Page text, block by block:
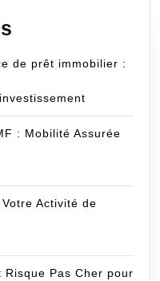
de prêt immobilier :
: Mobilité Assurée
Activité de
Risque Pas Cher pour